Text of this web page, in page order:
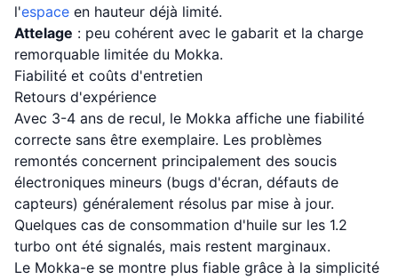
l'espace en hauteur déjà limité.
Attelage : peu cohérent avec le gabarit et la charge
remorquable limitée du Mokka.
Fiabilité et coûts d'entretien
Retours d'expérience
Avec 3-4 ans de recul, le Mokka affiche une fiabilité
correcte sans être exemplaire. Les problèmes
remontés concernent principalement des soucis
électroniques mineurs (bugs d'écran, défauts de
capteurs) généralement résolus par mise à jour.
Quelques cas de consommation d'huile sur les 1.2
turbo ont été signalés, mais restent marginaux.
Le Mokka-e se montre plus fiable grâce à la simplicité